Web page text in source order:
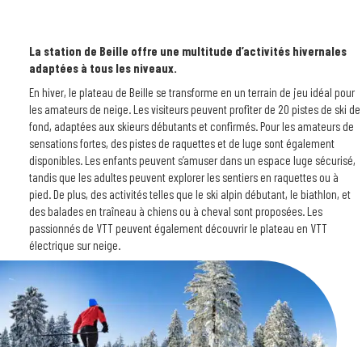
La station de Beille offre une multitude d’activités hivernales
adaptées à tous les niveaux.
En hiver, le plateau de Beille se transforme en un terrain de jeu idéal pour
les amateurs de neige. Les visiteurs peuvent profiter de 20 pistes de ski de
fond, adaptées aux skieurs débutants et confirmés. Pour les amateurs de
sensations fortes, des pistes de raquettes et de luge sont également
disponibles. Les enfants peuvent s’amuser dans un espace luge sécurisé,
tandis que les adultes peuvent explorer les sentiers en raquettes ou à
pied. De plus, des activités telles que le ski alpin débutant, le biathlon, et
des balades en traîneau à chiens ou à cheval sont proposées. Les
passionnés de VTT peuvent également découvrir le plateau en VTT
électrique sur neige.